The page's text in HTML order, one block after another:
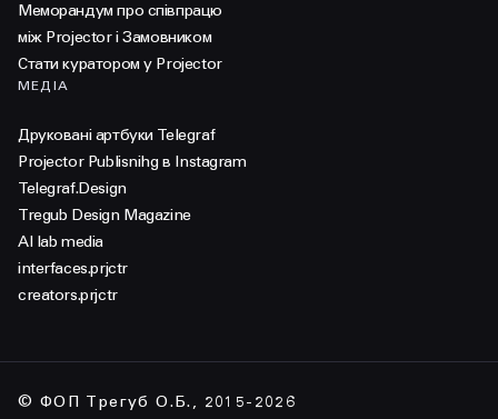
Меморандум про співпрацю
між Projector і Замовником
Стати куратором у Projector
МЕДІА
Друковані артбуки Telegraf
Projector Publisnihg в Instagram
Telegraf.Design
Tregub Design Magazine
AI lab media
interfaces.prjctr
creators.prjctr
© ФОП Трегуб О.Б., 2015-2026